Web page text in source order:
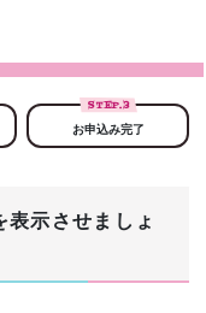
STEP.3
お申込み完了
示させましょ